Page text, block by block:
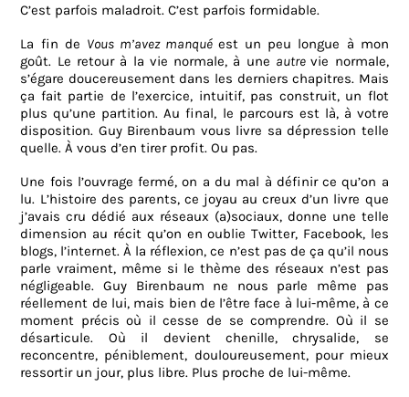
C’est parfois maladroit. C’est parfois formidable.
La fin de Vous m’avez manquéest un peu longue à mon
goût. Le retour à la vie normale, à une autrevie normale,
s’égare doucereusement dans les derniers chapitres. Mais
ça fait partie de l’exercice, intuitif, pas construit, un flot
plus qu’une partition. Au final, le parcours est là, à votre
disposition. Guy Birenbaum vous livre sa dépression telle
quelle. À vous d’en tirer profit. Ou pas.
Une fois l’ouvrage fermé, on a du mal à définir ce qu’on a
lu. L’histoire des parents, ce joyau au creux d’un livre que
j’avais cru dédié aux réseaux (a)sociaux, donne une telle
dimension au récit qu’on en oublie Twitter, Facebook, les
blogs, l’internet. À la réflexion, ce n’est pas de ça qu’il nous
parle vraiment, même si le thème des réseaux n’est pas
négligeable. Guy Birenbaum ne nous parle même pas
réellement de lui, mais bien de l’être face à lui-même, à ce
moment précis où il cesse de se comprendre. Où il se
désarticule. Où il devient chenille, chrysalide, se
reconcentre, péniblement, douloureusement, pour mieux
ressortir un jour, plus libre. Plus proche de lui-même.